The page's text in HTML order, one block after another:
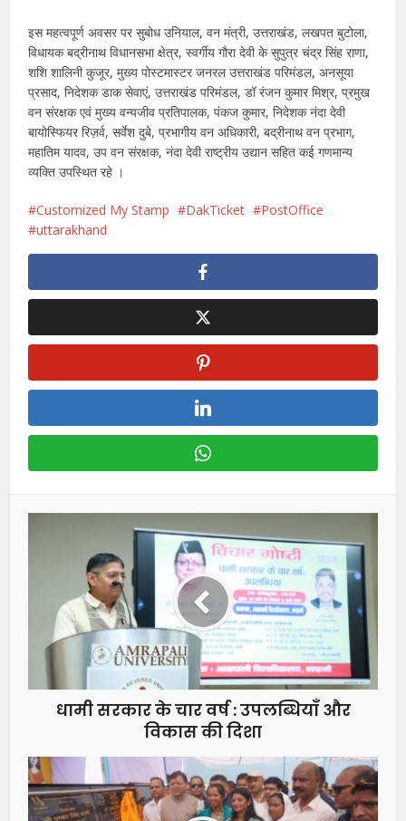
इस महत्वपूर्ण अवसर पर सुबोध उनियाल, वन मंत्री, उत्तराखंड, लखपत बुटोला,
विधायक बद्रीनाथ विधानसभा क्षेत्र, स्वर्गीय गौरा देवी के सुपुत्र चंद्र सिंह राणा,
शशि शालिनी कुजूर, मुख्य पोस्टमास्टर जनरल उत्तराखंड परिमंडल, अनसूया
प्रसाद, निदेशक डाक सेवाएं, उत्तराखंड परिमंडल, डॉ रंजन कुमार मिश्र, प्रमुख
वन संरक्षक एवं मुख्य वन्यजीव प्रतिपालक, पंकज कुमार, निदेशक नंदा देवी
बायोस्फियर रिज़र्व, सर्वेश दुबे, प्रभागीय वन अधिकारी, बद्रीनाथ वन प्रभाग,
महातिम यादव, उप वन संरक्षक, नंदा देवी राष्ट्रीय उद्यान सहित कई गणमान्य
व्यक्ति उपस्थित रहे ।
Customized My Stamp DakTicket
PostOffice
uttarakhand
धामी सरकार के चार वर्ष : उपलब्धियाँ और
विकास की दिशा